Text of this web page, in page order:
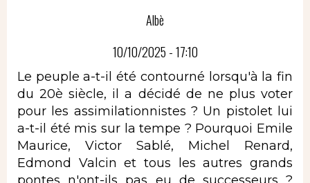
Albè
10/10/2025 - 17:10
Le peuple a-t-il été contourné lorsqu'à la fin
du 20è siècle, il a décidé de ne plus voter
pour les assimilationnistes ? Un pistolet lui
a-t-il été mis sur la tempe ? Pourquoi Emile
Maurice, Victor Sablé, Michel Renard,
Edmond Valcin et tous les autres grands